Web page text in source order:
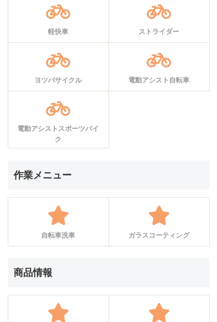
軽快車 ストライダー
ヨツバサイクル 電動アシスト自転車
電動アシストスポーツバイ
ク
作業メニュー
自転車洗車 ガラスコーティング
商品情報